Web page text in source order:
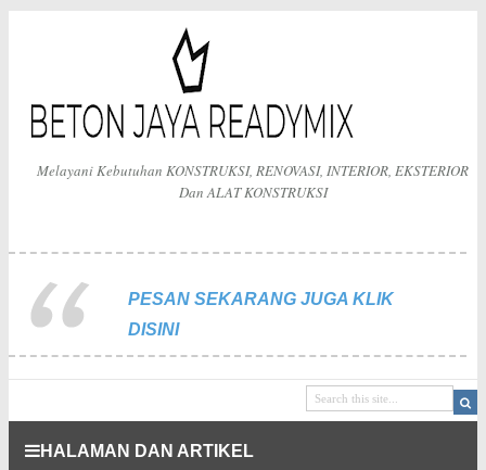
Melayani Kebutuhan KONSTRUKSI, RENOVASI, INTERIOR, EKSTERIOR
Dan ALAT KONSTRUKSI
PESAN SEKARANG JUGA KLIK
DISINI
HALAMAN DAN ARTIKEL